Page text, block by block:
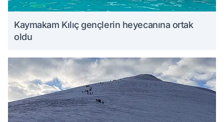
Kaymakam Kılıç gençlerin heyecanına ortak
oldu